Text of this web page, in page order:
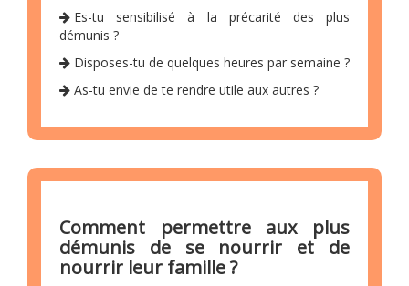
Es-tu sensibilisé à la précarité des plus
démunis ?
Disposes-tu de quelques heures par semaine ?
As-tu envie de te rendre utile aux autres ?
Comment permettre aux plus
démunis de se nourrir et de
nourrir leur famille ?